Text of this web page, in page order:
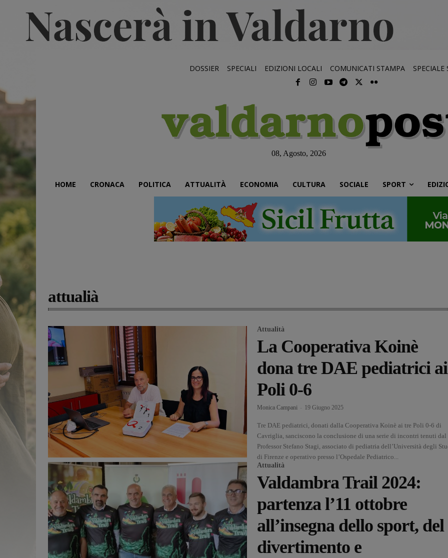
DOSSIER SPECIALI EDIZIONI LOCALI COMUNICATI STAMPA SPECIALE
08, Agosto, 2026
HOME CRONACA POLITICA ATTUALITÀ ECONOMIA CULTURA SOCIALE SPORT
attualià
Attualità
La Cooperativa Koinè
dona tre DAE pediatrici ai
Poli 0-6
Monica Campani 19 Giugno 2025
Tre DAE pediatrici, donati dalla Cooperativa Koinè ai tre Poli 0-6 di
Cavriglia, sanciscono la conclusione di una serie di incontri tenuti dal
Professor Stefano Stagi, associato di pediatria dell’Università degli
di Firenze e operativo presso l’Ospedale Pediatrico...
Attualità
Valdambra Trail 2024:
partenza l’11 ottobre
all’insegna dello sport, del
divertimento e